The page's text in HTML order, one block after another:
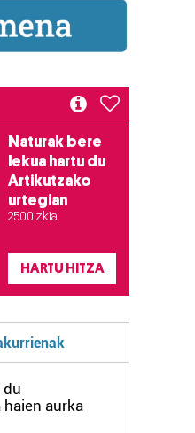
Naturak bere
lekua hartu du
Artikutzako
urtegian
2.500 zkia.
HARTU HITZA
du
aurka